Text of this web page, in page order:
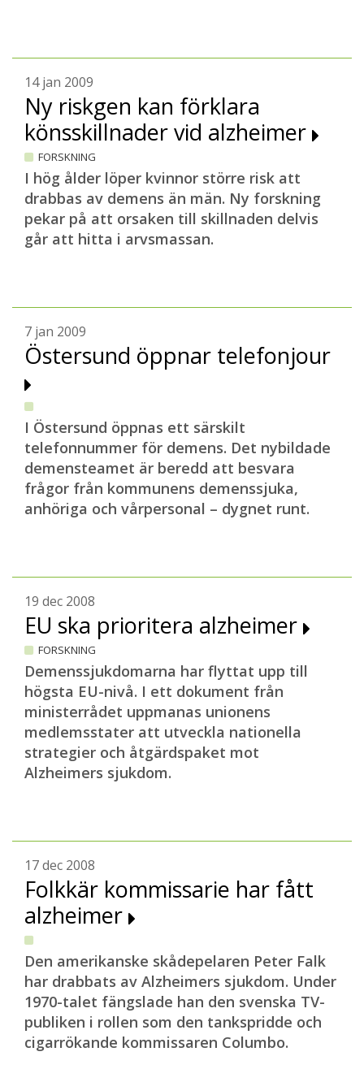
14 jan 2009
Ny riskgen kan förklara
könsskillnader vid alzheimer
FORSKNING
I hög ålder löper kvinnor större risk att
drabbas av demens än män. Ny forskning
pekar på att orsaken till skillnaden delvis
går att hitta i arvsmassan.
7 jan 2009
Östersund öppnar telefonjour
I Östersund öppnas ett särskilt
telefonnummer för demens. Det nybildade
demensteamet är beredd att besvara
frågor från kommunens demenssjuka,
anhöriga och vårpersonal – dygnet runt.
19 dec 2008
EU ska prioritera alzheimer
FORSKNING
Demenssjukdomarna har flyttat upp till
högsta EU-nivå. I ett dokument från
ministerrådet uppmanas unionens
medlemsstater att utveckla nationella
strategier och åtgärdspaket mot
Alzheimers sjukdom.
17 dec 2008
Folkkär kommissarie har fått
alzheimer
Den amerikanske skådepelaren Peter Falk
har drabbats av Alzheimers sjukdom. Under
1970-talet fängslade han den svenska TV-
publiken i rollen som den tankspridde och
cigarrökande kommissaren Columbo.